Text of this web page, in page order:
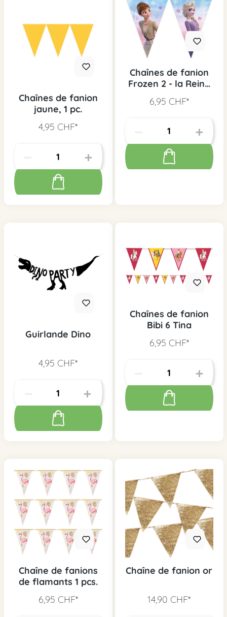
Chaînes de fanion
jaune, 1 pc.
4,95 CHF*
Chaînes de fanion
Frozen 2 - la Reine
6,95 CHF*
Guirlande Dino
4,95 CHF*
Chaînes de fanion
Bibi 6 Tina
6,95 CHF*
Chaîne de fanions
de flamants 1 pcs.
6,95 CHF*
Chaîne de fanion or
14,90 CHF*